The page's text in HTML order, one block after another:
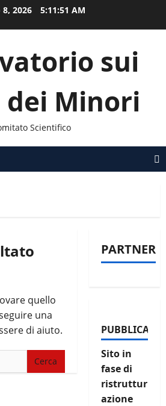
2026 5:11:51 AM
sui
Minori
Scientifico
quello
una
di aiuto.
PARTNER
Sito in
fase di
ristruttur
azione